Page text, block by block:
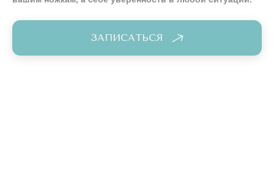
ЗАПИСАТЬСЯ